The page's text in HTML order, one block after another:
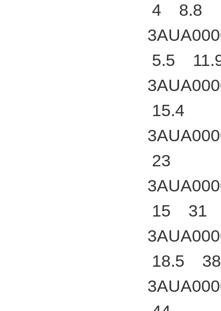
4 8.8
5.5
15.4
23
15 31
18.5 38